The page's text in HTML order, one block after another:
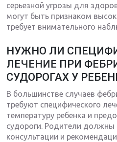
серьезной угрозы для
могут быть признаком
требует внимательного
НУЖНО ЛИ
ЛЕЧЕНИЕ ПРИ
СУДОРОГАХ У
В большинстве случаев
требуют специфического
температуру ребенка и
судороги. Родители должны
консультации и